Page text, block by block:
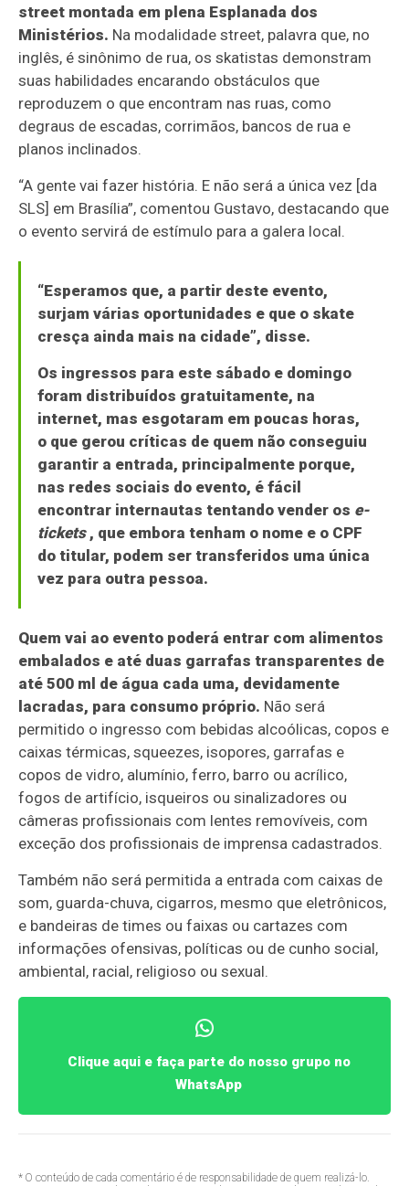
street montada em plena Esplanada dos
Ministérios. Na modalidade street, palavra que, no
inglês, é sinônimo de rua, os skatistas demonstram
suas habilidades encarando obstáculos que
reproduzem o que encontram nas ruas, como
degraus de escadas, corrimãos, bancos de rua e
planos inclinados.
“A gente vai fazer história. E não será a única vez [da
SLS] em Brasília”, comentou Gustavo, destacando que
o evento servirá de estímulo para a galera local.
“Esperamos que, a partir deste evento,
surjam várias oportunidades e que o skate
cresça ainda mais na cidade”, disse.
Os ingressos para este sábado e domingo
foram distribuídos gratuitamente, na
internet, mas esgotaram em poucas horas,
o que gerou críticas de quem não conseguiu
garantir a entrada, principalmente porque,
nas redes sociais do evento, é fácil
encontrar internautas tentando vender os e-
tickets, que embora tenham o nome e o CPF
do titular, podem ser transferidos uma única
vez para outra pessoa.
Quem vai ao evento poderá entrar com alimentos
embalados e até duas garrafas transparentes de
até 500 ml de água cada uma, devidamente
lacradas, para consumo próprio. Não será
permitido o ingresso com bebidas alcoólicas, copos e
caixas térmicas, squeezes, isopores, garrafas e
copos de vidro, alumínio, ferro, barro ou acrílico,
fogos de artifício, isqueiros ou sinalizadores ou
câmeras profissionais com lentes removíveis, com
exceção dos profissionais de imprensa cadastrados.
Também não será permitida a entrada com caixas de
som, guarda-chuva, cigarros, mesmo que eletrônicos,
e bandeiras de times ou faixas ou cartazes com
informações ofensivas, políticas ou de cunho social,
ambiental, racial, religioso ou sexual.
Clique aqui e faça parte do nosso grupo no
WhatsApp
* O conteúdo de cada comentário é de responsabilidade de quem realizá-lo.